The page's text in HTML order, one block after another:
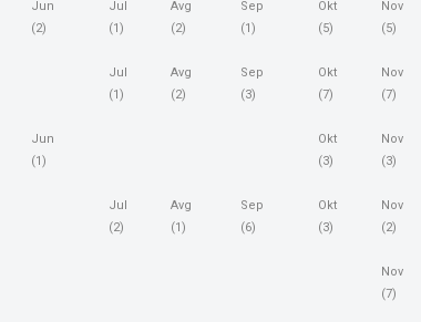
Jun
(2)
Jul
(1)
Avg
(2)
Sep
(1)
Okt
(5)
Nov
(5)
Jul
(1)
Avg
(2)
Sep
(3)
Okt
(7)
Nov
(7)
Jun
(1)
Okt
(3)
Nov
(3)
Jul
(2)
Avg
(1)
Sep
(6)
Okt
(3)
Nov
(2)
Nov
(7)